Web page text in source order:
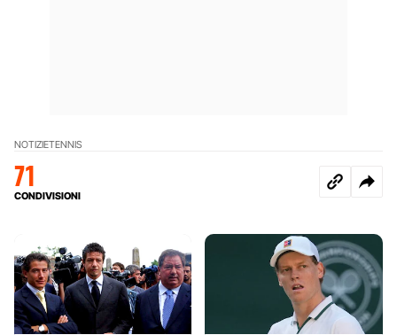
NOTIZIETENNIS
71
CONDIVISIONI